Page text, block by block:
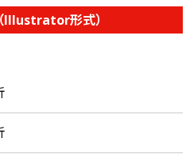
Illustrator形式）